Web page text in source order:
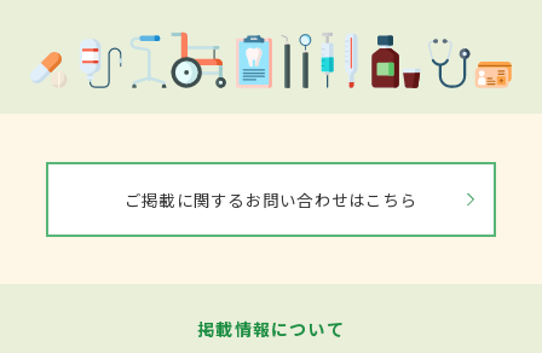
ご掲載に関するお問い合わせはこちら
掲載情報について